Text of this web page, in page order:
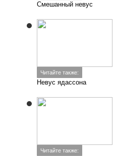
Смешанный невус
Читайте также:
Невус ядассона
Читайте также: